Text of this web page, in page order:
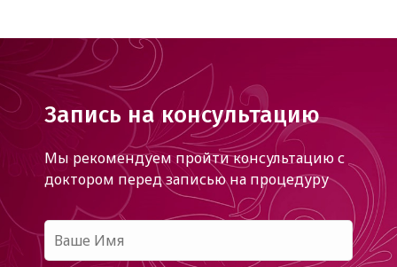
Запись на консультацию
Мы рекомендуем пройти консультацию с
доктором перед записью на процедуру